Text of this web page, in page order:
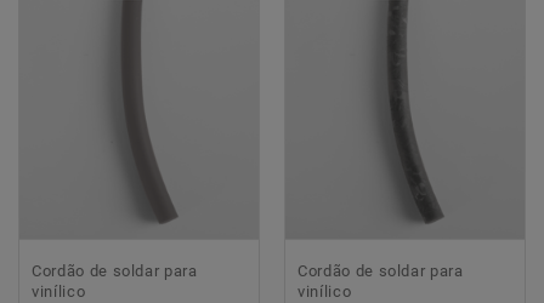
Cordão de soldar para
vinílico
Cordão de soldar para
vinílico